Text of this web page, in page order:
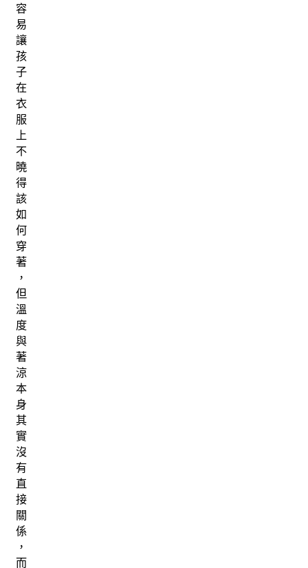
容
易
讓
孩
子
在
衣
服
上
不
曉
得
該
如
何
穿
著
，
但
溫
度
與
著
涼
本
身
其
實
沒
有
直
接
關
係
，
而